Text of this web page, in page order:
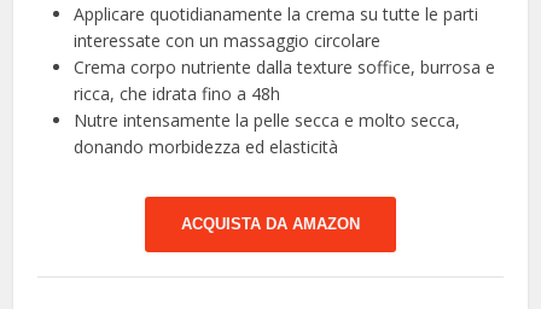
Applicare quotidianamente la crema su tutte le parti
interessate con un massaggio circolare
Crema corpo nutriente dalla texture soffice, burrosa e
ricca, che idrata fino a 48h
Nutre intensamente la pelle secca e molto secca,
donando morbidezza ed elasticità
ACQUISTA DA AMAZON